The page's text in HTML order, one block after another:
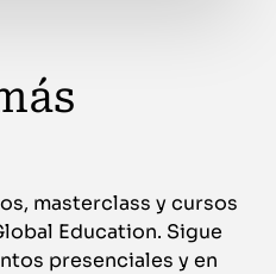
masterclass y cursos
Education. Sigue
presenciales y en